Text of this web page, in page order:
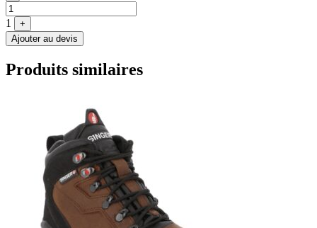
1
+
Ajouter au devis
Produits similaires